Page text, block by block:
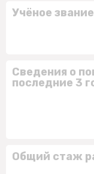
Учёное звание
Сведения о
последние 3
Общий стаж